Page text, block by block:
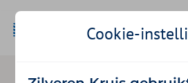
Cookie-